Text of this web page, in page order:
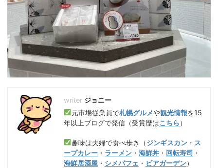
ジョニー
元市場従業員で札幌グルメや観光情報を15
年以上ブログで発信（受賞歴はこちら）
趣味は夫婦で食べ歩き（ジンギスカン ・ ス
ープカレー ・ ラーメン ・ 海鮮丼 ・ 回転寿司 ・
海鮮居酒屋 ・ シメパフェ ・ ビアガーデン）